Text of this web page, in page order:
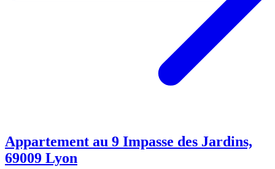
Appartement au 9 Impasse des Jardins,
69009 Lyon